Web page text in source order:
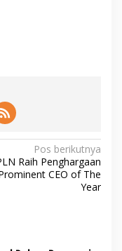
Pos berikutnya
Raih Penghargaan
CEO of The
Year